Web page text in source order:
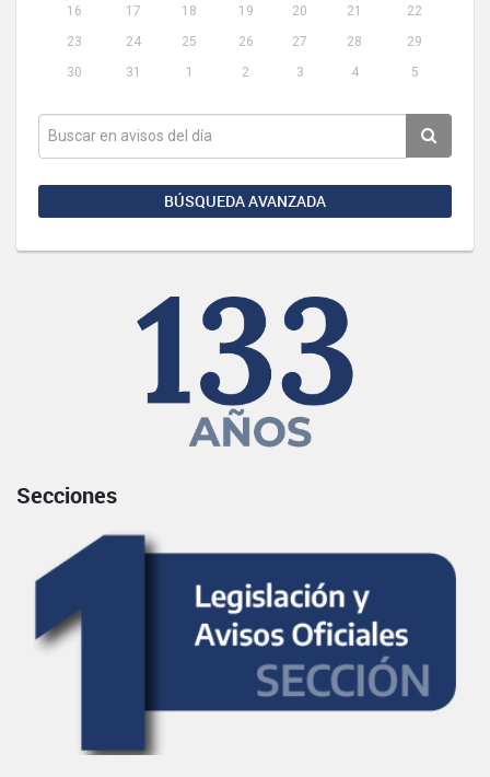
16
17 18 19 20 21
22
23
24 25 26 27 28
29
30
31 1 2 3 4 5
BÚSQUEDA AVANZADA
Secciones